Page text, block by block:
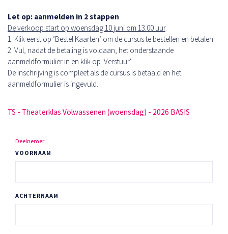
Let op: aanmelden in 2 stappen
De verkoop start op woensdag 10 juni om 13.00 uur.
1. Klik eerst op ‘Bestel Kaarten’ om de cursus te bestellen en betalen.
2. Vul, nadat de betaling is voldaan, het onderstaande
aanmeldformulier in en klik op 'Verstuur'.
De inschrijving is compleet als de cursus is betaald en het
aanmeldformulier is ingevuld.
TS - Theaterklas Volwassenen (woensdag) - 2026 BASIS
Deelnemer
VOORNAAM
ACHTERNAAM